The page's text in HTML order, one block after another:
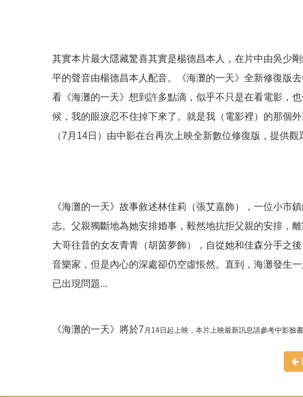
其實本片最大隱藏驚喜其實是楊德昌本人，在片中由吳少
平的聲音由楊德昌本人配音。《海灘的一天》全新修復版
看《海灘的一天》想到許多點滴，似乎不只是在看電影，
候，我的眼淚忍不住掉下來了。就是我（電影裡）的那個
（7月14日）由中影在台再次上映全新數位修復版，提供
《海灘的一天》故事敘述林佳莉（張艾嘉飾），一位小市
志。父親獨斷地為她安排婚事，毅然地抗拒父親的安排，
大哥往昔的女友青青（胡茵夢飾），自從她和佳森分手之
音樂家，但是內心的深處卻仍空虛悵然。直到，海灘發生
已出現問題...
《海灘的一天》將於7 月14日起上映，本片上映最新訊息請參考中影臉書